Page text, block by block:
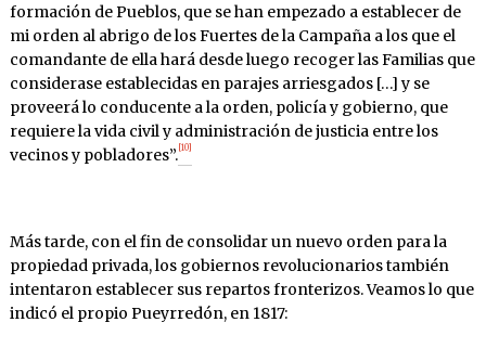
formación de Pueblos, que se han empezado a establecer de
mi orden al abrigo de los Fuertes de la Campaña a los que el
comandante de ella hará desde luego recoger las Familias que
considerase establecidas en parajes arriesgados […] y se
proveerá lo conducente a la orden, policía y gobierno, que
requiere la vida civil y administración de justicia entre los
vecinos y pobladores”. [10]
Más tarde, con el fin de consolidar un nuevo orden para la
propiedad privada, los gobiernos revolucionarios también
intentaron establecer sus repartos fronterizos. Veamos lo que
indicó el propio Pueyrredón, en 1817: